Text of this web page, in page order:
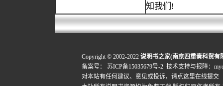
知我们!
Copyright © 2002-2022 说明书之家(南京四重奏科贸有
备案号：
苏ICP备15035679号-2 技术支持与报障：
对本站有任何建议、意见或投诉， 请点这里在线提交